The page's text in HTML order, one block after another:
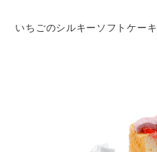
いちごのシルキーソフトケーキ